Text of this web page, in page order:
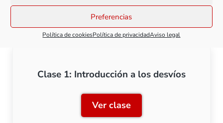
Preferencias
Política de cookiesPolítica de privacidadAviso legal
Todas las clases de este curso
Clase 1: Introducción a los desvíos
Ver claseClase 1: Introducción a